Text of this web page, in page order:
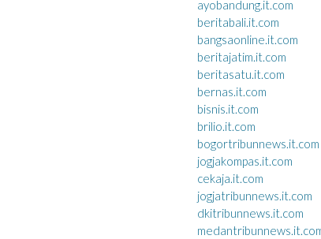
ayobandung.it.com
beritabali.it.com
bangsaonline.it.com
beritajatim.it.com
beritasatu.it.com
bernas.it.com
bisnis.it.com
brilio.it.com
bogortribunnews.it.com
jogjakompas.it.com
cekaja.it.com
jogjatribunnews.it.com
dkitribunnews.it.com